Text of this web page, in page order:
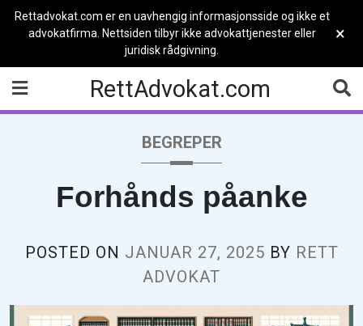
Rettadvokat.com er en uavhengig informasjonsside og ikke et
advokatfirma. Nettsiden tilbyr ikke advokattjenester eller
juridisk rådgivning.
×
content
RettAdvokat.com
BEGREPER
Forhånds påanke
POSTED ON JANUAR 27, 2025 BY RETT
ADVOKAT